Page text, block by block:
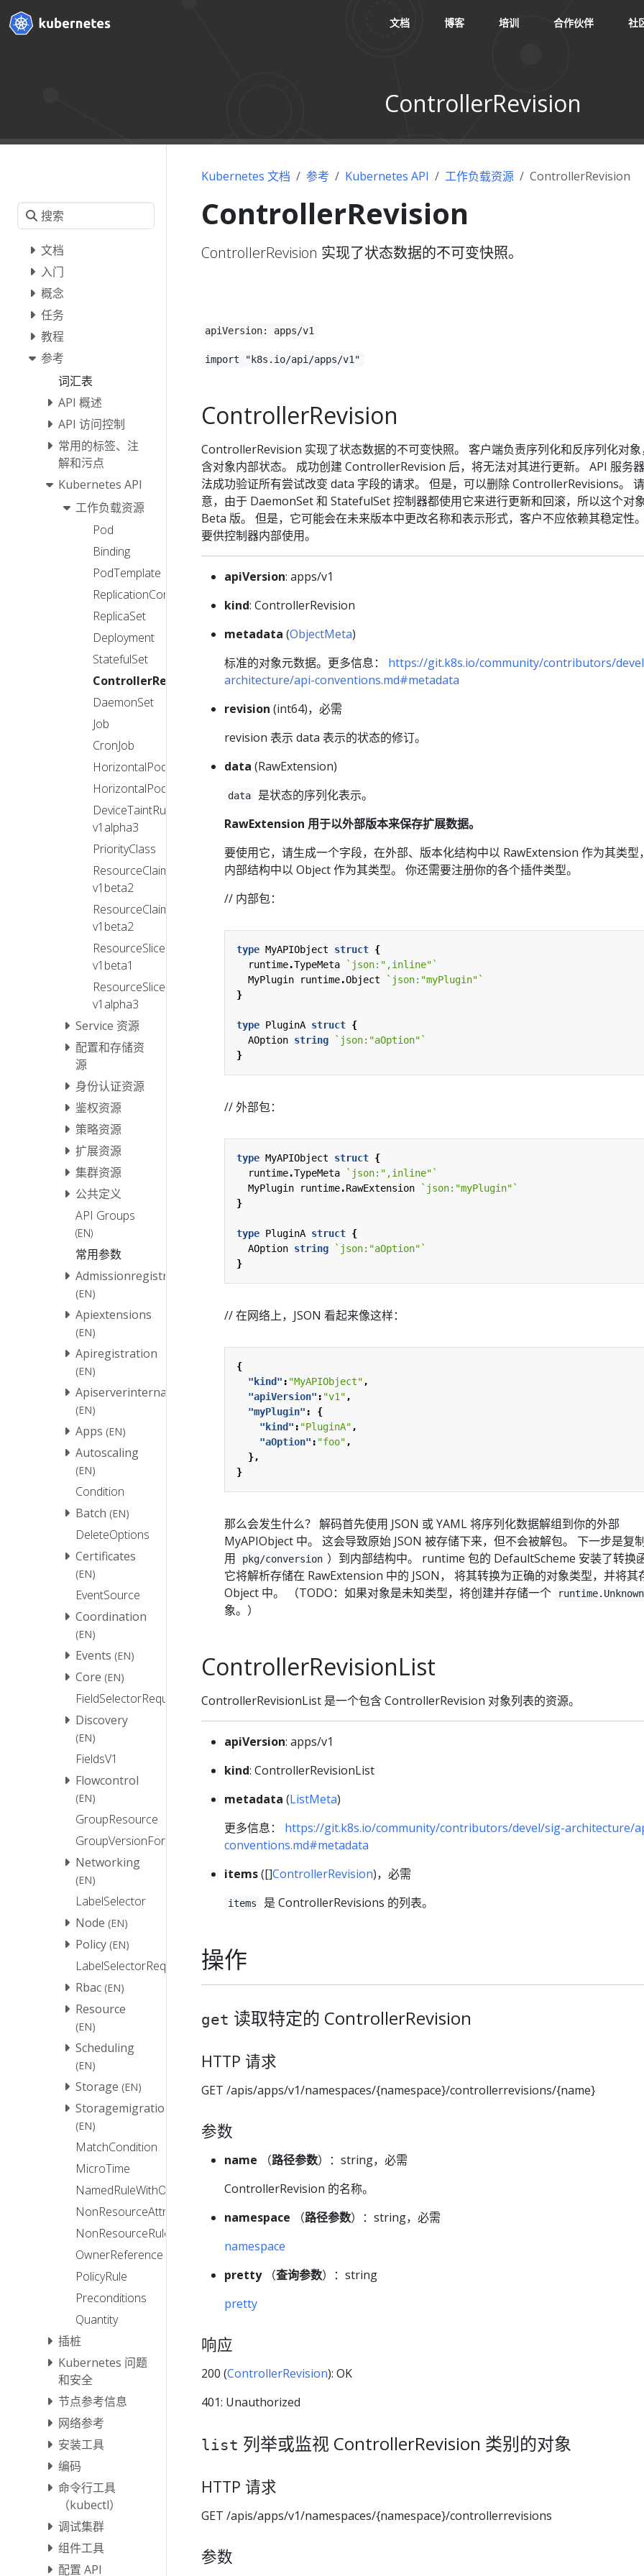
文档 博客 培训 合作伙伴 社
ControllerRevision
文档
入门
概念
任务
教程
参考
词汇表
API 概述
API 访问控制
常用的标签、注
解和污点
Kubernetes API
工作负载资源
Pod
Binding
PodTemplate
ReplicationController
ReplicaSet
Deployment
StatefulSet
ControllerRevision
DaemonSet
Job
CronJob
HorizontalPodAutoscaler
HorizontalPodAutoscaler
DeviceTaintRule
v1alpha3
PriorityClass
ResourceClaim
v1beta2
ResourceClaimTemplate
v1beta2
ResourceSlice
v1beta1
ResourceSlice
v1alpha3
Service 资源
配置和存储资
源
身份认证资源
鉴权资源
策略资源
扩展资源
集群资源
公共定义
API Groups
(EN)
常用参数
Admissionregistration
(EN)
Apiextensions
(EN)
Apiregistration
(EN)
Apiserverinternal
(EN)
Apps (EN)
Autoscaling
(EN)
Condition
Batch (EN)
DeleteOptions
Certificates
(EN)
EventSource
Coordination
(EN)
Events (EN)
Core (EN)
FieldSelectorRequirement
Discovery
(EN)
FieldsV1
Flowcontrol
(EN)
GroupResource
GroupVersionForDiscovery
Networking
(EN)
LabelSelector
Node (EN)
Policy (EN)
LabelSelectorRequirement
Rbac (EN)
Resource
(EN)
Scheduling
(EN)
Storage (EN)
Storagemigration
(EN)
MatchCondition
MicroTime
NamedRuleWithOperations
NonResourceAttributes
NonResourceRule
OwnerReference
PolicyRule
Preconditions
Quantity
插桩
Kubernetes 问题
和安全
节点参考信息
网络参考
安装工具
编码
命令行工具
（kubectl）
调试集群
组件工具
配置 API
Kubernetes 文档 参考 Kubernetes API 工作负载资源 ControllerRevision
ControllerRevision
ControllerRevision 实现了状态数据的不可变快照。
apiVersion: apps/v1
import "k8s.io/api/apps/v1"
ControllerRevision
ControllerRevision 实现了状态数据的不可变快照。 客户端负责序列化和反序列化对象
含对象内部状态。 成功创建 ControllerRevision 后，将无法对其进行更新。 API 服务
法成功验证所有尝试改变 data 字段的请求。 但是，可以删除 ControllerRevisions。
意，由于 DaemonSet 和 StatefulSet 控制器都使用它来进行更新和回滚，所以这个对
Beta 版。 但是，它可能会在未来版本中更改名称和表示形式，客户不应依赖其稳定性
要供控制器内部使用。
apiVersion: apps/v1
kind: ControllerRevision
metadata (ObjectMeta)
标准的对象元数据。更多信息： https://git.k8s.io/community/contributors/
architecture/api-conventions.md#metadata
revision (int64)，必需
revision 表示 data 表示的状态的修订。
data (RawExtension)
data
是状态的序列化表示。
RawExtension 用于以外部版本来保存扩展数据。
要使用它，请生成一个字段，在外部、版本化结构中以 RawExtension 作为其类型
内部结构中以 Object 作为其类型。 你还需要注册你的各个插件类型。
// 内部包：
type MyAPIObject struct {
runtime.TypeMeta
`json:",inline"`
MyPlugin
runtime.Object
`json:"myPlugin"`
}
type PluginA struct {
AOption string
`json:"aOption"`
}
// 外部包：
type MyAPIObject struct {
runtime.TypeMeta
`json:",inline"`
MyPlugin
runtime.RawExtension
`json:"myPlugin"`
}
type PluginA struct {
AOption string
`json:"aOption"`
}
// 在网络上，JSON 看起来像这样：
{
"kind" : "MyAPIObject" ,
"apiVersion" : "v1" ,
"myPlugin" :
{
"kind" : "PluginA" ,
"aOption" : "foo" ,
},
}
那么会发生什么？ 解码首先使用 JSON 或 YAML 将序列化数据解组到你的外部
MyAPIObject 中。 这会导致原始 JSON 被存储下来，但不会被解包。 下一步是复
用
pkg/conversion ）到内部结构中。 runtime 包的 DefaultScheme 安装了转换
它将解析存储在 RawExtension 中的 JSON， 将其转换为正确的对象类型，并将其
Object 中。 （TODO：如果对象是未知类型，将创建并存储一个
runtime.Unknown
象。）
ControllerRevisionList
ControllerRevisionList 是一个包含 ControllerRevision 对象列表的资源。
apiVersion: apps/v1
kind: ControllerRevisionList
metadata (ListMeta)
更多信息： https://git.k8s.io/community/contributors/devel/sig-architecture/
conventions.md#metadata
items([]ControllerRevision)，必需
items 是 ControllerRevisions 的列表。
操作
get 读取特定的 ControllerRevision
HTTP 请求
GET /apis/apps/v1/namespaces/{namespace}/controllerrevisions/{name}
参数
name （路径参数）：string，必需
ControllerRevision 的名称。
namespace （路径参数）：string，必需
namespace
pretty（查询参数）：string
pretty
响应
200 (ControllerRevision): OK
401: Unauthorized
list 列举或监视 ControllerRevision 类别的对象
HTTP 请求
GET /apis/apps/v1/namespaces/{namespace}/controllerrevisions
参数